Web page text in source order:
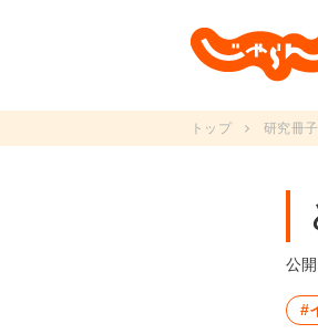
トップ 研究冊子
公
#